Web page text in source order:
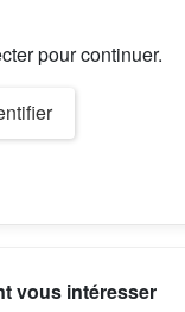
pour continuer.
vous intéresser